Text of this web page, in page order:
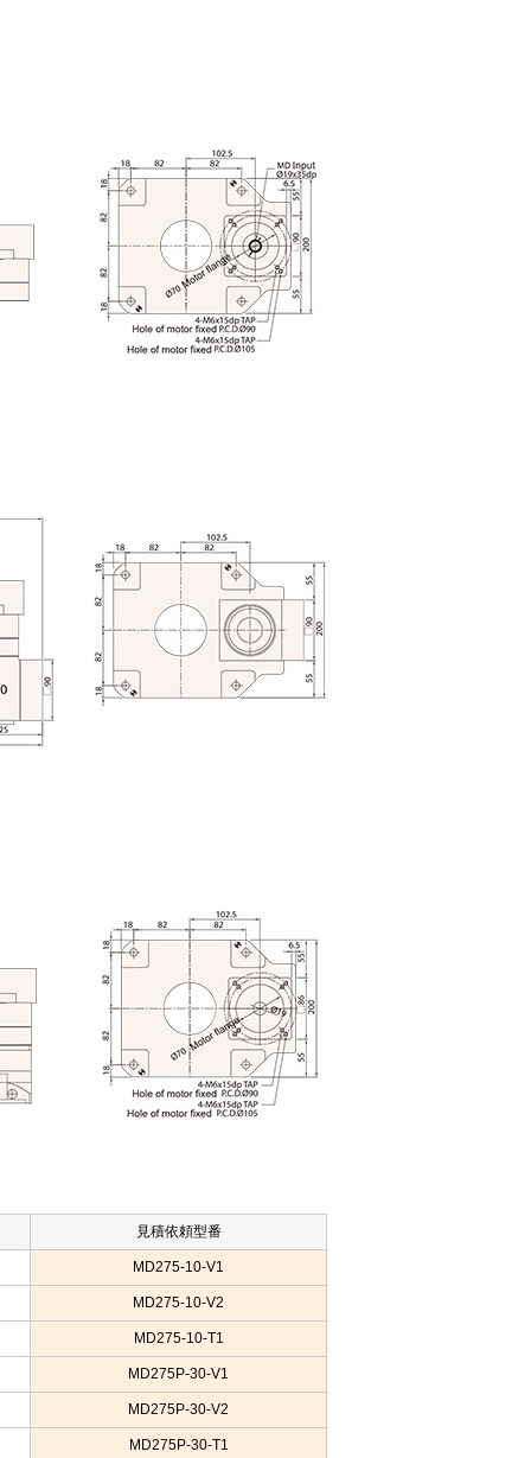
見積依頼型番
MD275-10-V1
MD275-10-V2
MD275-10-T1
MD275P-30-V1
MD275P-30-V2
MD275P-30-T1